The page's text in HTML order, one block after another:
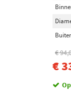
€
€